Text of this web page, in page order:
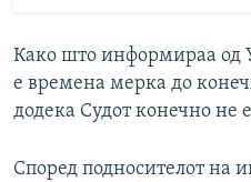
Како што информираа од
е времена мерка до
додека Судот конечно не
Според подносителот на